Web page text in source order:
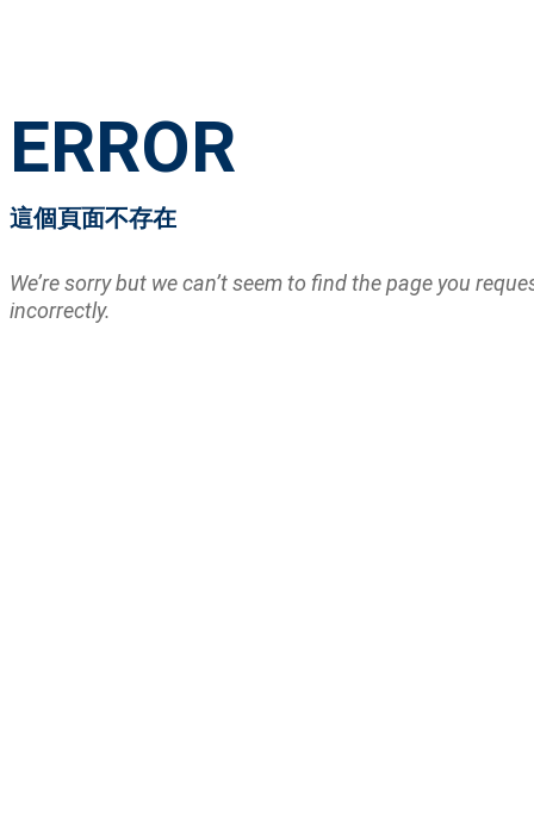
ERROR
這個頁面不存在
We’re sorry but we can’t seem to find the page you
incorrectly.